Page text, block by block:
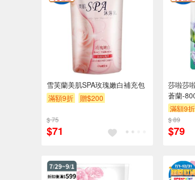
雪芙蘭美肌SPA玫瑰嫩白補充包
滿額9折
贈$200
$ 75
$71
莎啦莎
蒼蘭-
滿額9折
$ 89
$79